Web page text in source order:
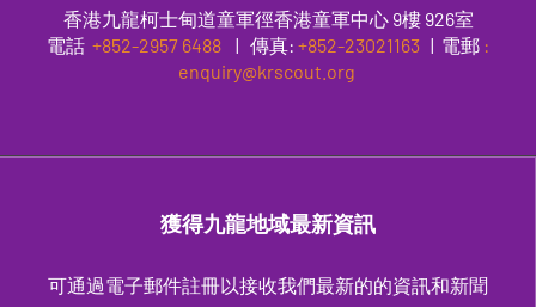
香港九龍柯士甸道童軍徑香港童軍中心 9樓 926室
電話 +852-2957 6488 | 傳真: +852-23021163 | 電郵 :
enquiry@krscout.org
獲得九龍地域最新資訊
可通過電子郵件註冊以接收我們最新的的資訊和新聞